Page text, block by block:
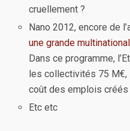
cruellement ?
Nano 2012, encore de
une grande
Dans ce programme,
les collectivités 75 M€,
coût des emplois créés
Etc etc